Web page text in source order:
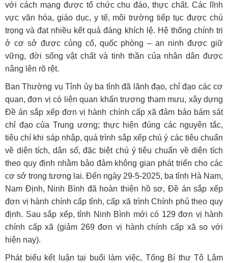
với cách mạng được tổ chức chu đáo, thực chất. Các lĩnh
vực văn hóa, giáo dục, y tế, môi trường tiếp tục được chú
trọng và đạt nhiều kết quả đáng khích lệ. Hệ thống chính trị
ở cơ sở được củng cố, quốc phòng – an ninh được giữ
vững, đời sống vật chất và tinh thần của nhân dân được
nâng lên rõ rệt.
Ban Thường vụ Tỉnh ủy ba tỉnh đã lãnh đạo, chỉ đạo các cơ
quan, đơn vị có liên quan khẩn trương tham mưu, xây dựng
Đề án sắp xếp đơn vị hành chính cấp xã đảm bảo bám sát
chỉ đạo của Trung ương; thực hiện đúng các nguyên tắc,
tiêu chí khi sáp nhập, quá trình sắp xếp chú ý các tiêu chuẩn
về diện tích, dân số, đặc biệt chú ý tiêu chuẩn về diện tích
theo quy định nhằm bảo đảm không gian phát triển cho các
cơ sở trong tương lai. Đến ngày 29-5-2025, ba tỉnh Hà Nam,
Nam Định, Ninh Bình đã hoàn thiện hồ sơ, Đề án sắp xếp
đơn vị hành chính cấp tỉnh, cấp xã trình Chính phủ theo quy
định. Sau sắp xếp, tỉnh Ninh Bình mới có 129 đơn vị hành
chính cấp xã (giảm 269 đơn vị hành chính cấp xã so với
hiện nay).
Phát biểu kết luận tại buổi làm việc, Tổng Bí thư Tô Lâm